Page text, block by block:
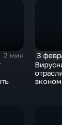
2 мин
3